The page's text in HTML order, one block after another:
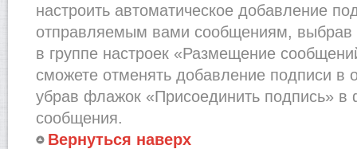
настроить автоматическое добавление
отправляемым вами сообщениям, выбрав
в группе настроек «Размещение
сможете отменять добавление подписи в
убрав флажок «Присоединить подпись» в
сообщения.
Вернуться наверх